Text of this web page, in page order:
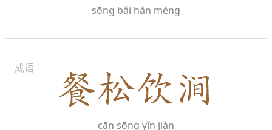
sōng bǎi hán méng
成语
cān sōng yǐn jiàn